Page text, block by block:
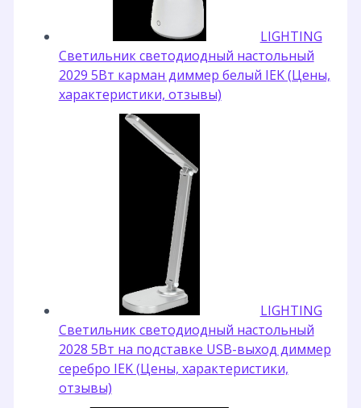
LIGHTING
Светильник светодиодный настольный
2029 5Вт карман диммер белый IEK (Цены,
характеристики, отзывы)
LIGHTING
Светильник светодиодный настольный
2028 5Вт на подставке USB-выход диммер
серебро IEK (Цены, характеристики,
отзывы)